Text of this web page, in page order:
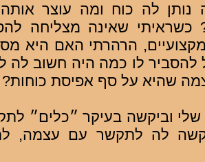
נותן לה כוח ומה עוצר
שאינה מצליחה
הרהרתי האם היא
לו כמה היה חשוב לה
שהיא על סף אפיסת כוחות?
וביקשה בעיקר ״כלים״
לה לתקשר עם עצמה,